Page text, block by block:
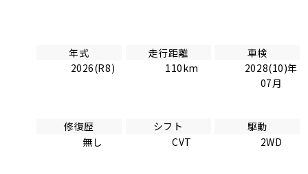
年式
2026(R8)
走行距離
110km
車検
2028(10)年
07月
修復歴
無し
シフト
CVT
駆動
2WD